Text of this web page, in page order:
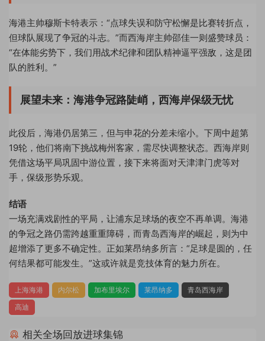
海港主帅穆斯卡特表示：“点球失误和防守松懈是比赛转折点，
但球队展现了争冠的斗志。”而西海岸主帅邵佳一则盛赞球员：
“在体能劣势下，我们用战术纪律和团队精神逼平强敌，这是团
队的胜利。”
展望未来：海港争冠路陡峭，西海岸保级无忧
此役后，海港仍居第三，但与申花的分差未缩小。下周中超第
19轮，他们将南下挑战梅州客家，需尽快调整状态。西海岸则
凭借这场平局巩固中游位置，接下来将面对天津津门虎等对
手，保级形势乐观。
结语
一场充满戏剧性的平局，让浦东足球场的夜空不再单调。海港
的争冠之路仍需跨越重重障碍，而青岛西海岸的崛起，则为中
超增添了更多不确定性。正如莱昂纳多所言：“足球是圆的，任
何结果都可能发生。”这或许就是竞技体育的魅力所在。
上海海港 内尔松 加布里埃尔 莱昂纳多
青岛西海岸
高迪
相关全场回放进球集锦